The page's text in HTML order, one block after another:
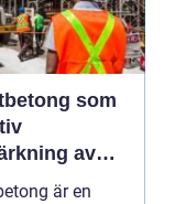
som
av
betong
är en